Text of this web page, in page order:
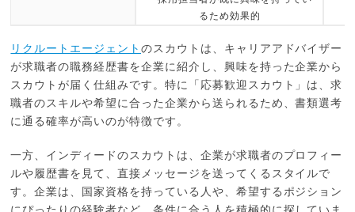
るため効果的
リクルートエージェント のスカウトは、キャリアアドバイザー
が求職者の職務経歴書を企業に紹介し、興味を持った企業から
スカウトが届く仕組みです。特に「応募歓迎スカウト」は、求
職者のスキルや希望に合った企業から送られるため、書類選考
に通る確率が高いのが特徴です。
一方、インディードのスカウトは、企業が求職者のプロフィー
ルや履歴書を見て、直接メッセージを送ってくるスタイルで
す。企業は、国家資格を持っている人や、希望するポジション